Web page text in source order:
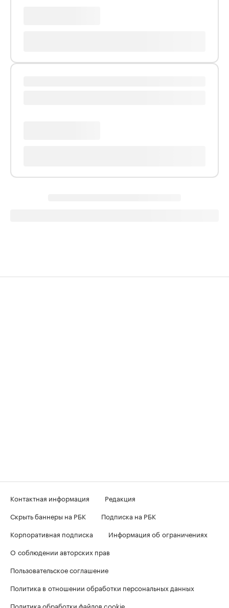
Контактная информация
Редакция
Скрыть баннеры на РБК
Подписка на РБК
Корпоративная подписка
Информация об ограничениях
О соблюдении авторских прав
Пользовательское соглашение
Политика в отношении обработки персональных данных
Политика обработки файлов cookie